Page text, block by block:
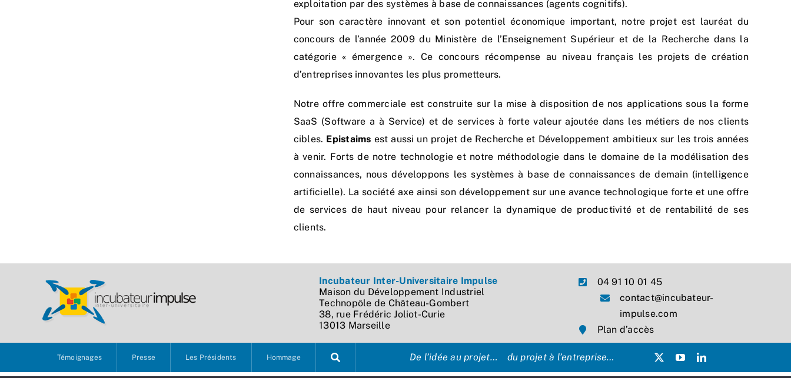
exploitation par des systèmes à base de connaissances (agents cognitifs).
Pour son caractère innovant et son potentiel économique important, notre projet est lauréat du
concours de l’année 2009 du Ministère de l’Enseignement Supérieur et de la Recherche dans la
catégorie « émergence ». Ce concours récompense au niveau français les projets de création
d’entreprises innovantes les plus prometteurs.
Notre offre commerciale est construite sur la mise à disposition de nos applications sous la forme
SaaS (Software a à Service) et de services à forte valeur ajoutée dans les métiers de nos clients
cibles. Epistaims est aussi un projet de Recherche et Développement ambitieux sur les trois années
à venir. Forts de notre technologie et notre méthodologie dans le domaine de la modélisation des
connaissances, nous développons les systèmes à base de connaissances de demain (intelligence
artificielle). La société axe ainsi son développement sur une avance technologique forte et une offre
de services de haut niveau pour relancer la dynamique de productivité et de rentabilité de ses
clients.
Incubateur Inter-Universitaire Impulse
Maison du Développement Industriel
Technopôle de Château-Gombert
38, rue Frédéric Joliot-Curie
13013 Marseille
04 91 10 01 45
contact@incubateur-
impulse.com
Plan d’accès
Témoignages Presse Les Présidents Hommage De l’idée au projet… du projet à l’entreprise…